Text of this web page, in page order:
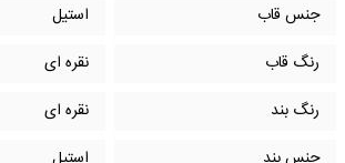
جنس قاب
استیل
رنگ قاب
نقره ای
رنگ بند
نقره ای